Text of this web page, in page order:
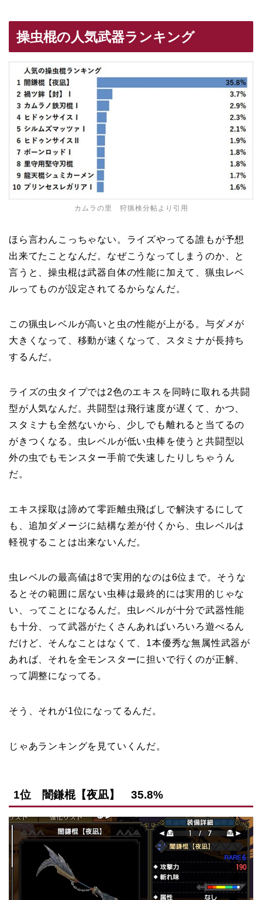
操虫棍の人気武器ランキング
カムラの里 狩猟検分帖より引用
ほら言わんこっちゃない。ライズやってる誰もが予想
出来てたことなんだ。なぜこうなってしまうのか、と
言うと、操虫棍は武器自体の性能に加えて、猟虫レベ
ルってものが設定されてるからなんだ。
この猟虫レベルが高いと虫の性能が上がる。与ダメが
大きくなって、移動が速くなって、スタミナが長持ち
するんだ。
ライズの虫タイプでは2色のエキスを同時に取れる共闘
型が人気なんだ。共闘型は飛行速度が遅くて、かつ、
スタミナも全然ないから、少しでも離れると当てるの
がきつくなる。虫レベルが低い虫棒を使うと共闘型以
外の虫でもモンスター手前で失速したりしちゃうん
だ。
エキス採取は諦めて零距離虫飛ばしで解決するにして
も、追加ダメージに結構な差が付くから、虫レベルは
軽視することは出来ないんだ。
虫レベルの最高値は8で実用的なのは6位まで。そうな
るとその範囲に居ない虫棒は最終的には実用的じゃな
い、ってことになるんだ。虫レベルが十分で武器性能
も十分、って武器がたくさんあればいろいろ遊べるん
だけど、そんなことはなくて、1本優秀な無属性武器が
あれば、それを全モンスターに担いで行くのが正解、
って調整になってる。
そう、それが1位になってるんだ。
じゃあランキングを見ていくんだ。
1位 闇鎌棍【夜凪】 35.8%